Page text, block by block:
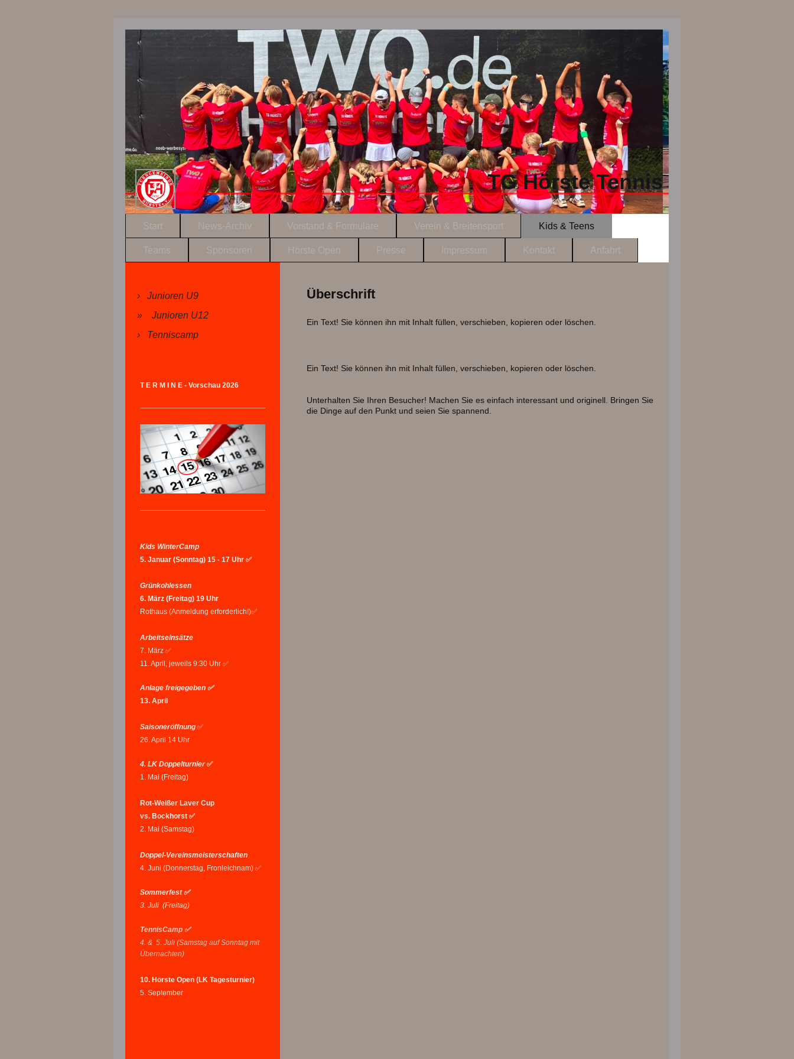
TG Hörste Tennis
Start News-Archiv Vorstand & Formulare Verein & Breitensport Kids & Teens
Teams Sponsoren Hörste Open Presse Impressum Kontakt Anfahrt
Überschrift
Ein Text! Sie können ihn mit Inhalt füllen, verschieben, kopieren oder löschen.
Ein Text! Sie können ihn mit Inhalt füllen, verschieben, kopieren oder löschen.
Unterhalten Sie Ihren Besucher! Machen Sie es einfach interessant und originell. Bringen Sie
die Dinge auf den Punkt und seien Sie spannend.
Junioren U9
Junioren U12
Tenniscamp
T E R M I N E - Vorschau 2026
Kids WinterCamp
5. Januar (Sonntag) 15 - 17 Uhr ✅
Grünkohlessen
6. März (Freitag) 19 Uhr
Rothaus (Anmeldung erforderlich!)✅
Arbeitseinsätze
7. März ✅
11. April, jeweils 9:30 Uhr ✅
Anlage freigegeben ✅
13. April
Saisoneröffnung ✅
26. April 14 Uhr
4. LK Doppelturnier✅
1. Mai (Freitag)
Rot-Weißer Laver Cup
vs. Bockhorst ✅
2. Mai (Samstag)
Doppel-Vereinsmeisterschaften
4. Juni (Donnerstag, Fronleichnam) ✅
Sommerfest ✅
3. Juli (Freitag)
TennisCamp ✅
4. & 5. Juli (Samstag auf Sonntag mit
Übernachten)
10. Hörste Open (LK Tagesturnier)
5. September